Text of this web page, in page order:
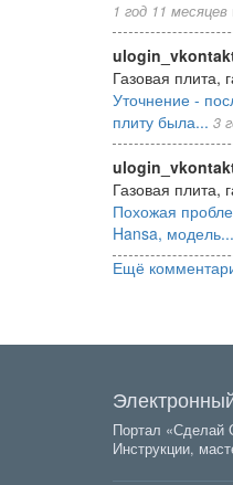
1 год 11 месяцев
Газовая плита,
Уточнение -
плиту была... 3
Газовая плита,
Похожая
Hansa, модель...
Ещё
Портал «Сделай
Инструкции,